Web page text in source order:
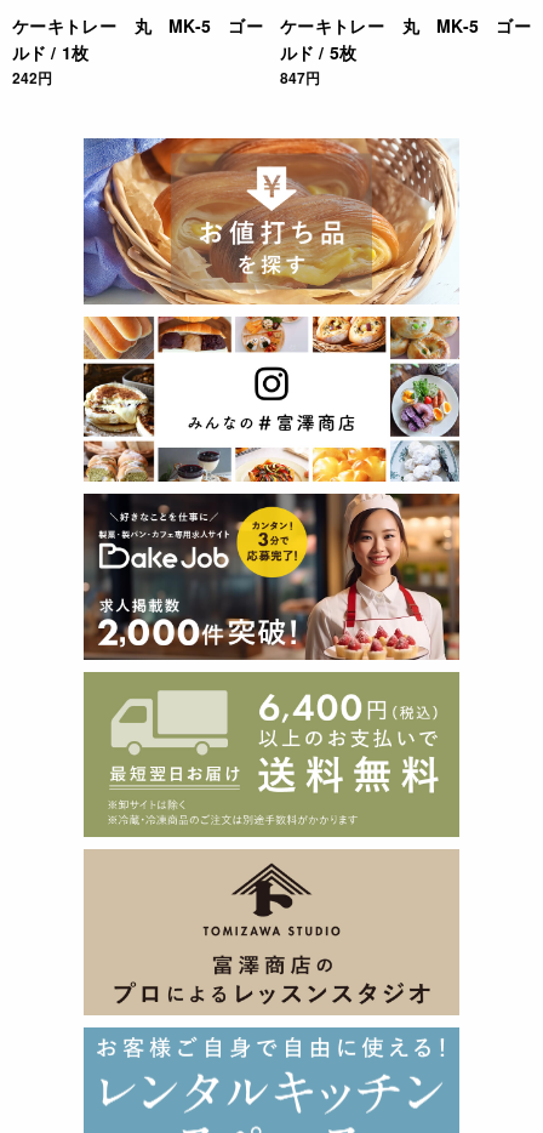
ケーキトレー 丸 MK-5 ゴー
ルド / 1枚
242円
ケーキトレー 丸 MK-5 ゴー
ルド / 5枚
847円